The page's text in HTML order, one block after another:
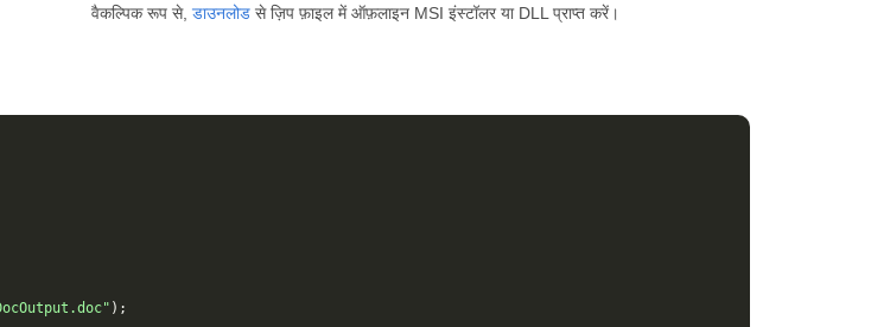
वैकल्पिक रूप से, डाउनलोड से ज़िप फ़ाइल में ऑफ़लाइन MSI इंस्टॉलर या DLL प्राप्त करें।
);